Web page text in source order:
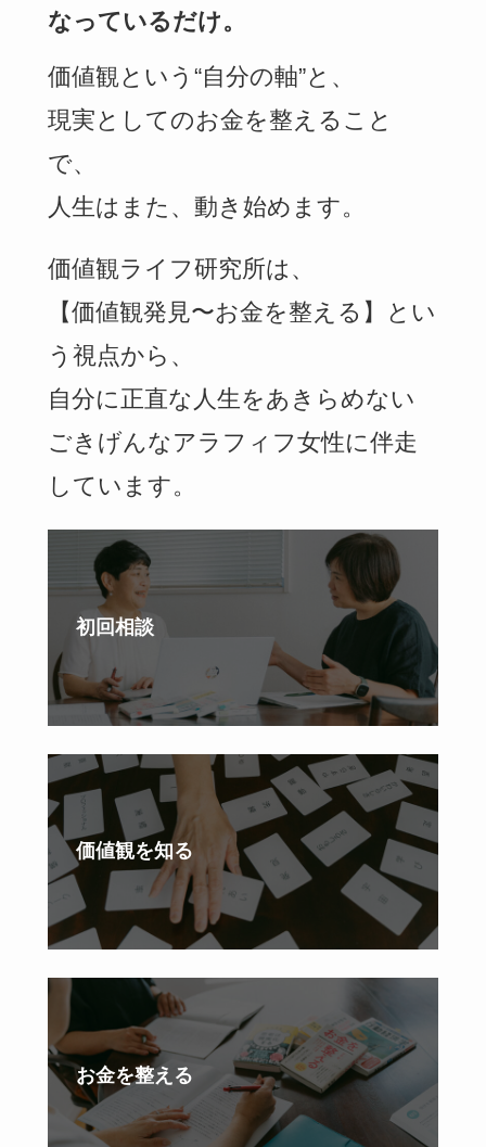
なっているだけ。
価値観という“自分の軸”と、
現実としてのお金を整えること
で、
人生はまた、動き始めます。
価値観ライフ研究所は、
【価値観発見〜お金を整える】とい
う視点から、
自分に正直な人生をあきらめない
ごきげんなアラフィフ女性に伴走
しています。
初回相談
価値観を知る
お金を整える